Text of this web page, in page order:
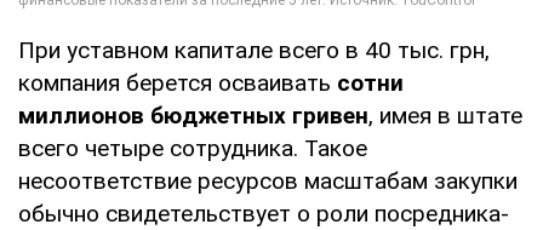
При уставном капитале всего в 40 тыс. грн,
компания берется осваивать сотни
миллионов бюджетных гривен, имея в штате
всего четыре сотрудника. Такое
несоответствие ресурсов масштабам закупки
обычно свидетельствует о роли посредника-